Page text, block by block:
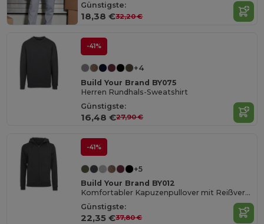
Günstigste:
18,38 €32,20 €
-41%
+4
Build Your Brand BY075
Herren Rundhals-Sweatshirt
Günstigste:
16,48 €27,90 €
-41%
+5
Build Your Brand BY012
Komfortabler Kapuzenpullover mit Reißverschluss
Günstigste:
22,35 €37,80 €